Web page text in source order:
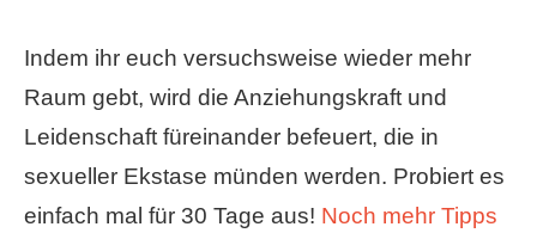
Indem ihr euch versuchsweise wieder mehr
Raum gebt, wird die Anziehungskraft und
Leidenschaft füreinander befeuert, die in
sexueller Ekstase münden werden. Probiert es
einfach mal für 30 Tage aus! Noch mehr Tipps